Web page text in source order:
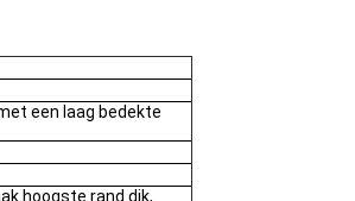
een laag bedekte
hoogste rand dik,